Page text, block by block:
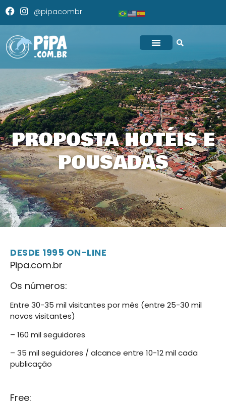
@pipacombr
PROPOSTA HOTÉIS E
POUSADAS
DESDE 1995 ON-LINE
Pipa.com.br
Os números:
Entre 30-35 mil visitantes por mês (entre 25-30 mil
novos visitantes)
– 160 mil seguidores
– 35 mil seguidores / alcance entre 10-12 mil cada
publicação
Free: